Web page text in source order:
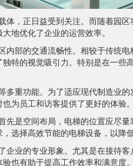
，正日益受到关注。而随着园
地优化了企业的运营效率。
部的交通流畅性。相较于传统
特的视觉吸引力。特别是在一
重功能。为了适应现代制造业
为员工和访客提供了更好的体验。
是空间布局，电梯的位置应尽
选择高效节能的电梯设备，以降
业的专业形象。尤其是在接待
也有助于提高工作效率和满意度。